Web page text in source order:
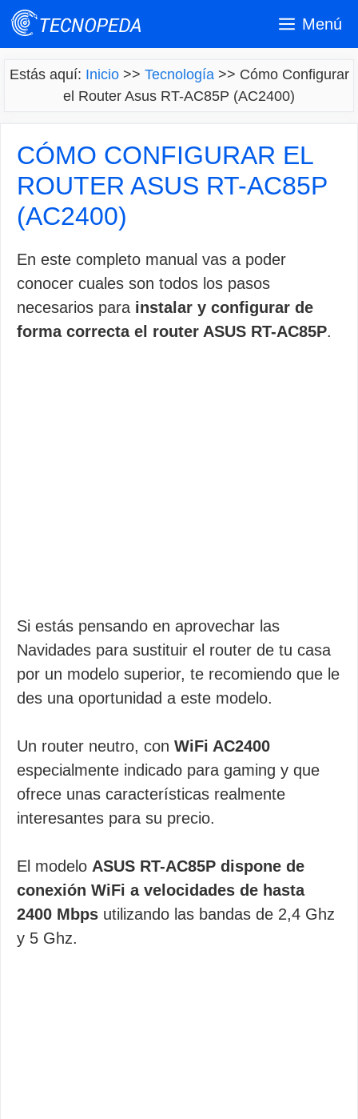
Saltar
Menú
Estás aquí: Inicio>> Tecnología>> Cómo Configurar
el Router Asus RT-AC85P (AC2400)
CÓMO CONFIGURAR EL
ROUTER ASUS RT-AC85P
(AC2400)
En este completo manual vas a poder
conocer cuales son todos los pasos
necesarios para instalar y configurar de
forma correcta el router ASUS RT-AC85P.
Si estás pensando en aprovechar las
Navidades para sustituir el router de tu casa
por un modelo superior, te recomiendo que le
des una oportunidad a este modelo.
Un router neutro, con WiFi AC2400
especialmente indicado para gaming y que
ofrece unas características realmente
interesantes para su precio.
El modelo ASUS RT-AC85P dispone de
conexión WiFi a velocidades de hasta
2400 Mbps utilizando las bandas de 2,4 Ghz
y 5 Ghz.